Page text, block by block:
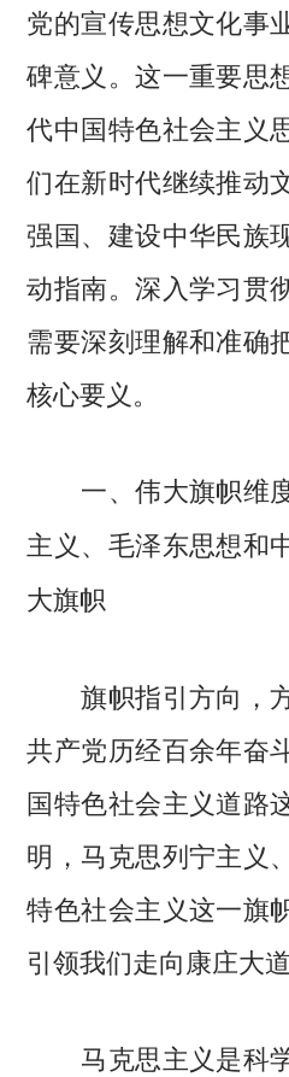
党的宣传思想文化事
碑意义。这一重要思
代中国特色社会主义
们在新时代继续推动
强国、建设中华民族
动指南。深入学习贯
需要深刻理解和准确
核心要义。
一、伟大旗帜维
主义、毛泽东思想和
大旗帜
旗帜指引方向，
共产党历经百余年奋
国特色社会主义道路
明，马克思列宁主义
特色社会主义这一旗
引领我们走向康庄大
马克思主义是科